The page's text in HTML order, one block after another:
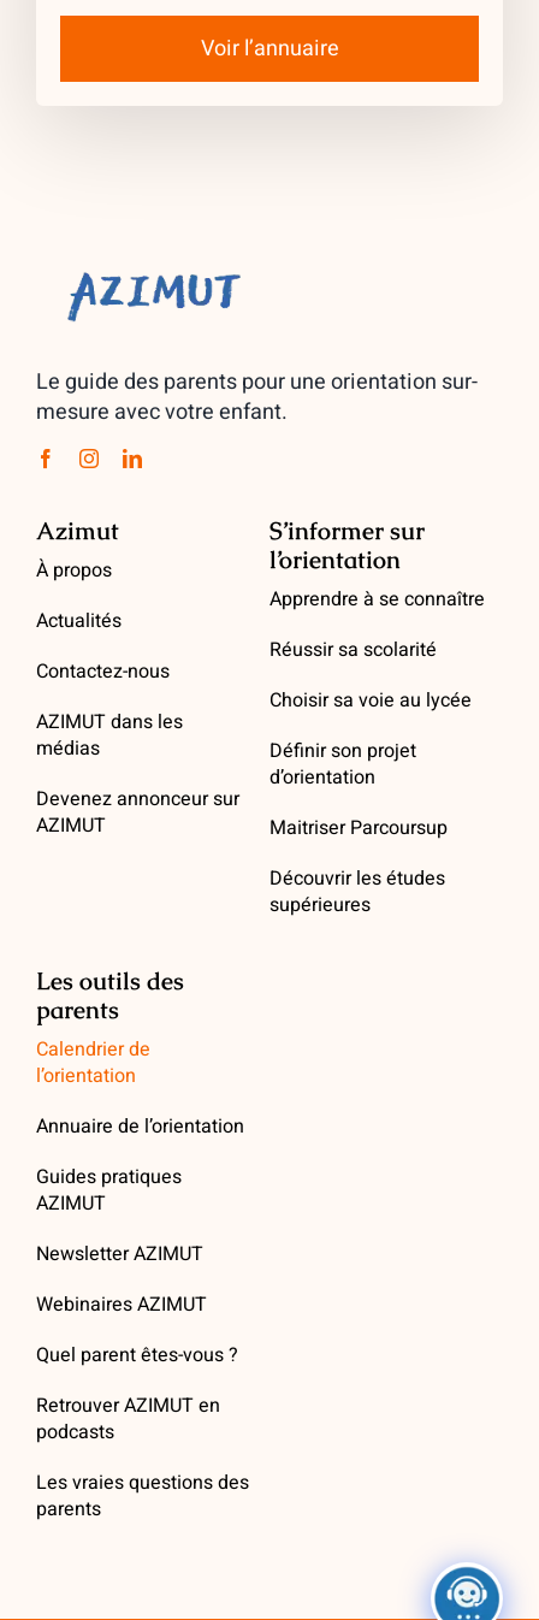
Voir l’annuaire
Le guide des parents pour une orientation sur-
mesure avec votre enfant.
Azimut
À propos
Actualités
Contactez-nous
AZIMUT dans les
médias
Devenez annonceur sur
AZIMUT
S’informer sur
l’orientation
Apprendre à se connaître
Réussir sa scolarité
Choisir sa voie au lycée
Définir son projet
d’orientation
Maitriser Parcoursup
Découvrir les études
supérieures
Les outils des
parents
Calendrier de
l’orientation
Annuaire de l’orientation
Guides pratiques
AZIMUT
Newsletter AZIMUT
Webinaires AZIMUT
Quel parent êtes-vous ?
Retrouver AZIMUT en
podcasts
Les vraies questions des
parents